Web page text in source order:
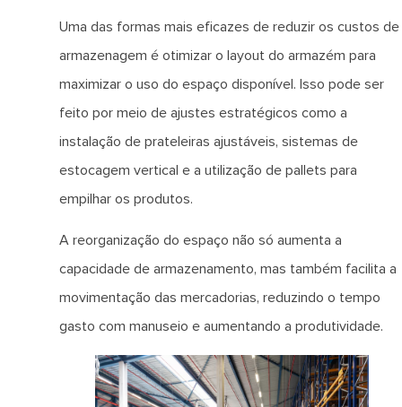
Uma das formas mais eficazes de reduzir os custos de
armazenagem é otimizar o layout do armazém para
maximizar o uso do espaço disponível. Isso pode ser
feito por meio de ajustes estratégicos como a
instalação de prateleiras ajustáveis, sistemas de
estocagem vertical e a utilização de pallets para
empilhar os produtos.
A reorganização do espaço não só aumenta a
capacidade de armazenamento, mas também facilita a
movimentação das mercadorias, reduzindo o tempo
gasto com manuseio e aumentando a produtividade.